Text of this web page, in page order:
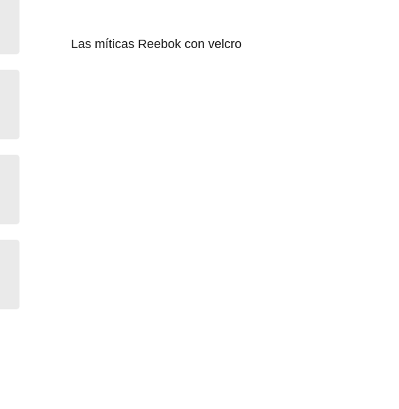
Las míticas Reebok con velcro